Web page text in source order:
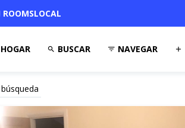
ROOMSLOCAL
HOGAR BUSCAR NAVEGAR